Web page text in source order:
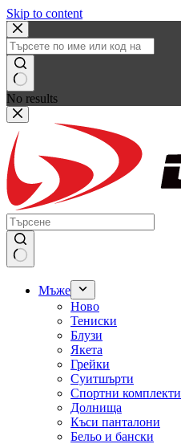
Skip to content
No results
Мъже
Ново
Тениски
Блузи
Якета
Грейки
Суитшърти
Спортни комплекти
Долнища
Къси панталони
Бельо и бански